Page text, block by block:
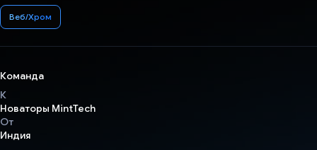
Веб/Хром
Команда
К
Новаторы MintTech
От
Индия